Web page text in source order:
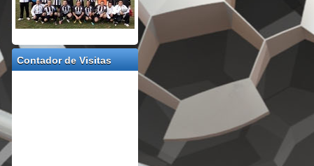
Contador de Visitas